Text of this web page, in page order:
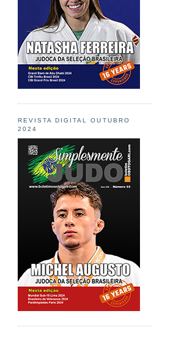
REVISTA DIGITAL OUTUBRO
2024